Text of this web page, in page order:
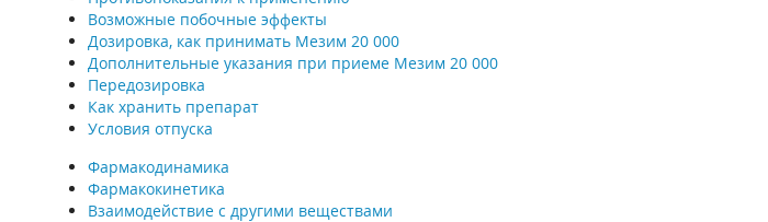
Возможные побочные эффекты
Дозировка, как принимать Мезим 20 000
Дополнительные указания при приеме Мезим 20 000
Передозировка
Как хранить препарат
Условия отпуска
Фармакодинамика
Фармакокинетика
Взаимодействие с другими веществами